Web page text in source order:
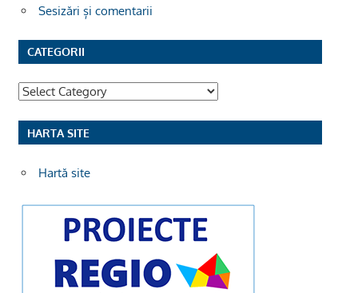
Sesizări și comentarii
CATEGORII
Categorii
HARTA SITE
Hartă site